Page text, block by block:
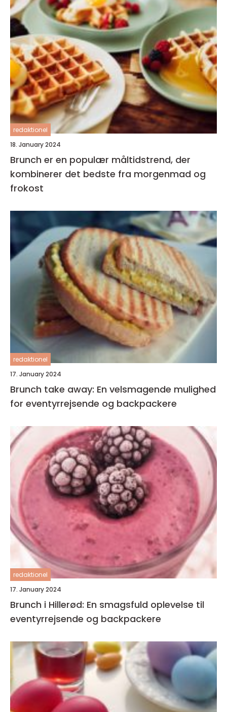
redaktionel
18. January 2024
Brunch er en populær måltidstrend, der
kombinerer det bedste fra morgenmad og
frokost
redaktionel
17. January 2024
Brunch take away: En velsmagende mulighed
for eventyrrejsende og backpackere
redaktionel
17. January 2024
Brunch i Hillerød: En smagsfuld oplevelse til
eventyrrejsende og backpackere